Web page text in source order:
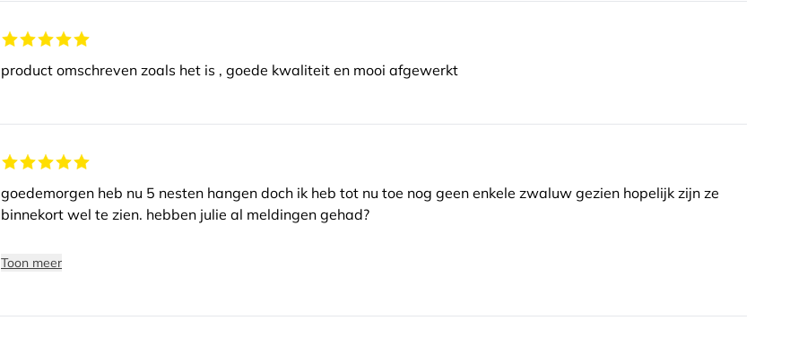
product omschreven zoals het is , goede kwaliteit en mooi afgewerkt
goedemorgen heb nu 5 nesten hangen doch ik heb tot nu toe nog geen enkele zwaluw gezien hopelijk zijn ze
binnekort wel te zien. hebben julie al meldingen gehad?
grt
Toon meer